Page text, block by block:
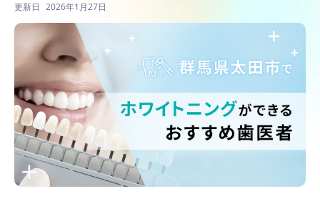
更新日 2026年1月27日